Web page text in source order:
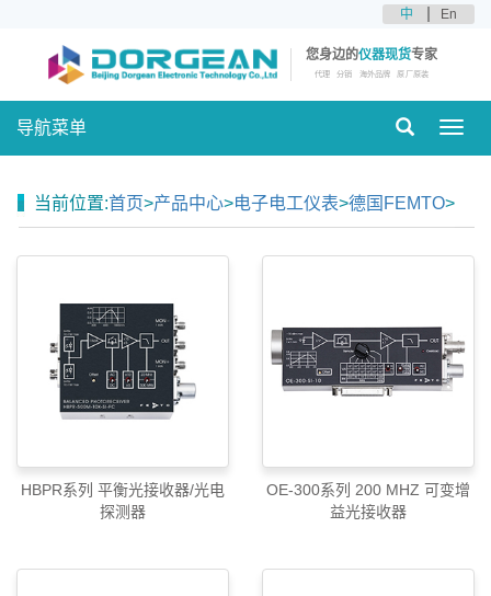
中 En
您身边的仪器现货专家
代理 分销 海外品牌 原厂原装
导航菜单
当前位置:首页>产品中心>电子电工仪表>德国FEMTO>
HBPR系列 平衡光接收器/光电
探测器
OE-300系列 200 MHZ 可变增
益光接收器